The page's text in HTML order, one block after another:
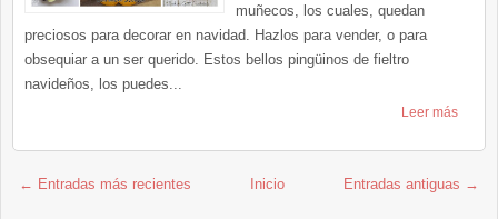
muñecos, los cuales, quedan
preciosos para decorar en navidad. Hazlos para vender, o para
obsequiar a un ser querido. Estos bellos pingüinos de fieltro
navideños, los puedes...
Leer más
← Entradas más recientes Entradas antiguas →
Inicio